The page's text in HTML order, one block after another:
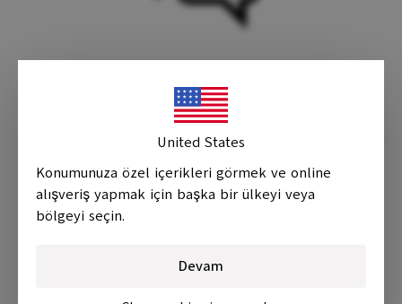
Uygun fiyatlı alışveriş
United States
Konumunuza özel içerikleri görmek ve online
alışveriş yapmak için başka bir ülkeyi veya
bölgeyi seçin.
Devam